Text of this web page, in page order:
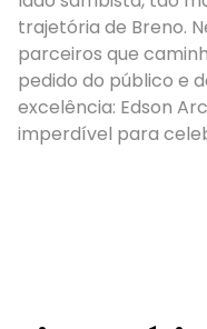
trajetória de Breno.
parceiros que
pedido do público e
excelência: Edson
imperdível para